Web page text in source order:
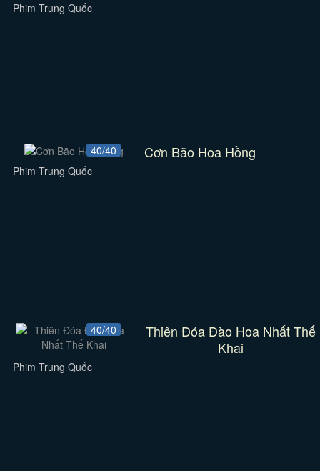
Phim Trung Quốc
40/40 Cơn Bão Hoa Hồng
Phim Trung Quốc
40/40
Thiên Đóa Đào Hoa Nhất Thế
Khai
Phim Trung Quốc